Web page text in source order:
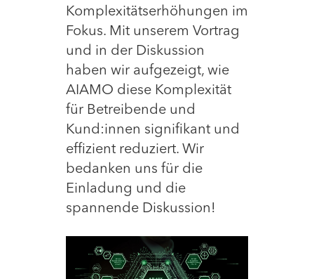
Komplexitätserhöhungen im
Fokus. Mit unserem Vortrag
und in der Diskussion
haben wir aufgezeigt, wie
AIAMO diese Komplexität
für Betreibende und
Kund:innen signifikant und
effizient reduziert. Wir
bedanken uns für die
Einladung und die
spannende Diskussion!